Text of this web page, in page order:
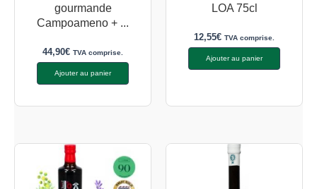
gourmande
Campoameno + ...
44,90€ TVA comprise.
Ajouter au panier
LOA 75cl
12,55€ TVA comprise.
Ajouter au panier